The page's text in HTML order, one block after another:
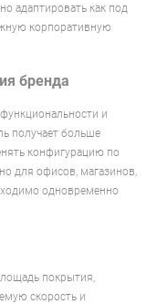
адаптировать как под
корпоративную
бренда
и
получает больше
конфигурацию по
для офисов, магазинов,
одновременно
покрытия,
скорость и